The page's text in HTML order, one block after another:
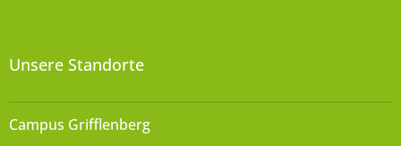
Unsere Standorte
Campus Grifflenberg